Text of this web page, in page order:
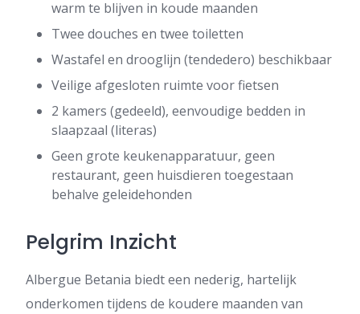
warm te blijven in koude maanden
Twee douches en twee toiletten
Wastafel en drooglijn (tendedero) beschikbaar
Veilige afgesloten ruimte voor fietsen
2 kamers (gedeeld), eenvoudige bedden in
slaapzaal (literas)
Geen grote keukenapparatuur, geen
restaurant, geen huisdieren toegestaan
behalve geleidehonden
Pelgrim Inzicht
Albergue Betania biedt een nederig, hartelijk
onderkomen tijdens de koudere maanden van